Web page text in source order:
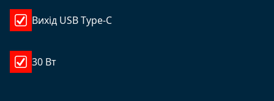
Вихід USB Type-C
30 Вт